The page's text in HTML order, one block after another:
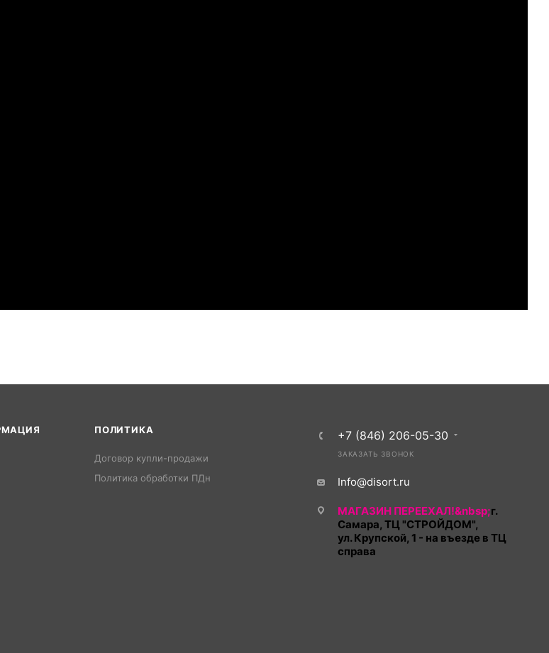
ПОЛИТИКА
Договор купли-продажи
Политика обработки ПДн
+7 (846) 206-05-30
ЗАКАЗАТЬ ЗВОНОК
Info@disort.ru
МАГАЗИН ПЕРЕЕХАЛ!&nbsp;г.
Самара, ТЦ "СТРОЙДОМ",
ул. Крупской, 1 - на въезде в ТЦ
справа